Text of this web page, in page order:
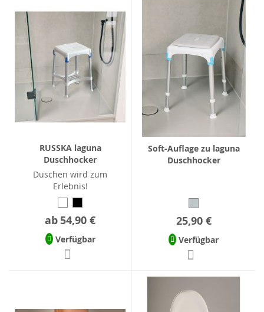
RUSSKA laguna
Duschhocker
Duschen wird zum
Erlebnis!
ab 54,90 €
Verfügbar
Soft-Auflage zu laguna
Duschhocker
25,90 €
Verfügbar